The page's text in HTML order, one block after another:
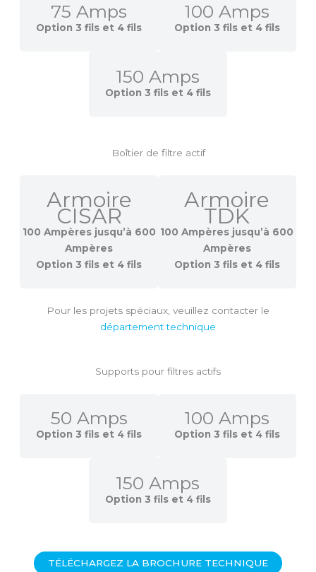
75 Amps
Option 3 fils et 4 fils
100 Amps
Option 3 fils et 4 fils
150 Amps
Option 3 fils et 4 fils
Boîtier de filtre actif
Armoire
CISAR
100 Ampères jusqu’à 600
Ampères
Option 3 fils et 4 fils
Armoire
TDK
100 Ampères jusqu’à 600
Ampères
Option 3 fils et 4 fils
Pour les projets spéciaux, veuillez contacter le
département technique
Supports pour filtres actifs
50 Amps
Option 3 fils et 4 fils
100 Amps
Option 3 fils et 4 fils
150 Amps
Option 3 fils et 4 fils
TÉLÉCHARGEZ LA BROCHURE TECHNIQUE